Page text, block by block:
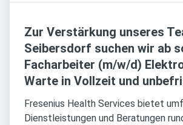
Zur Verstärkung unseres
Seibersdorf suchen wir ab
Facharbeiter (m/w/d)
Warte in Vollzeit und
Fresenius Health Services bietet
Dienstleistungen und Beratungen